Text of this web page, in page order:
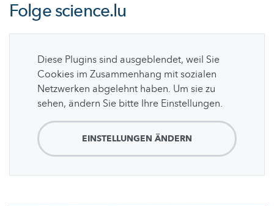
Folgescience.lu
Diese Plugins sind ausgeblendet, weil Sie
Cookies im Zusammenhang mit sozialen
Netzwerken abgelehnt haben. Um sie zu
sehen, ändern Sie bitte Ihre Einstellungen.
EINSTELLUNGEN ÄNDERN